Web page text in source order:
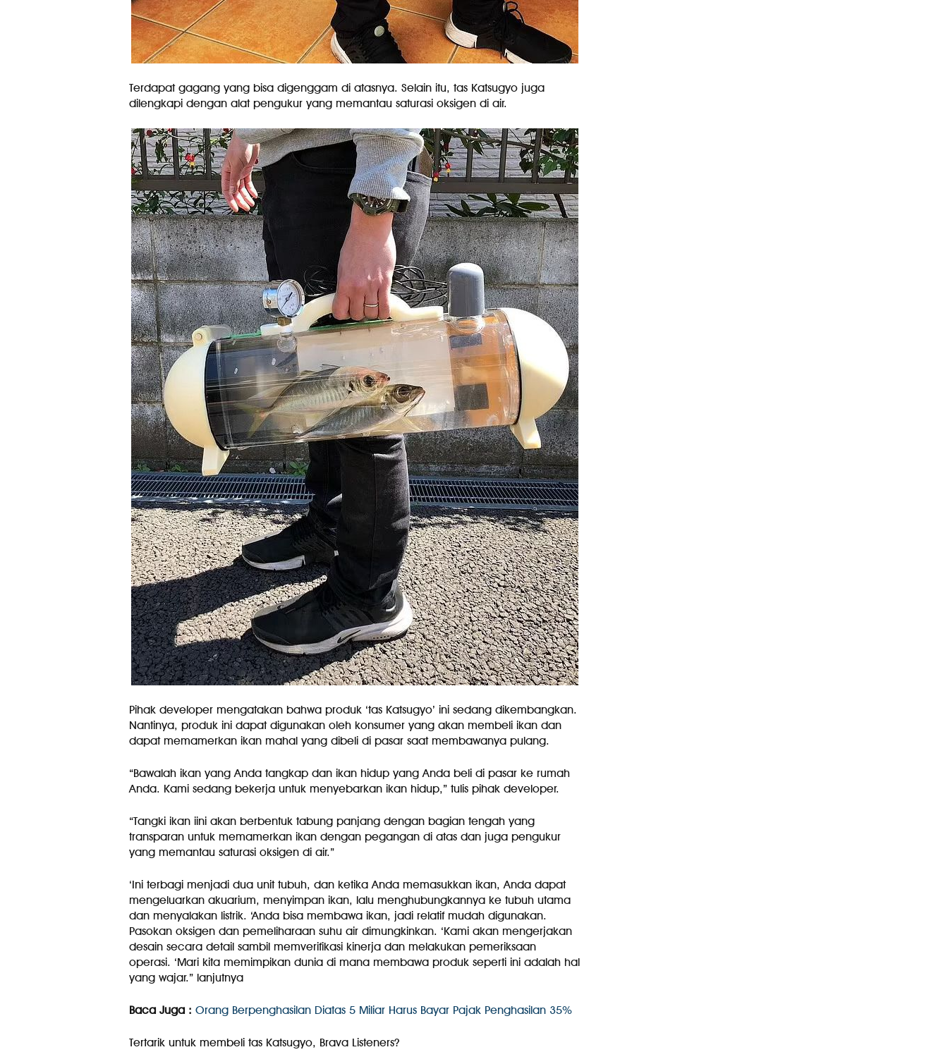
Terdapat gagang yang bisa digenggam di atasnya. Selain itu, tas Katsugyo juga
dilengkapi dengan alat pengukur yang memantau saturasi oksigen di air.
Pihak developer mengatakan bahwa produk ‘tas Katsugyo’ ini sedang dikembangkan.
Nantinya, produk ini dapat digunakan oleh konsumer yang akan membeli ikan dan
dapat memamerkan ikan mahal yang dibeli di pasar saat membawanya pulang.
“Bawalah ikan yang Anda tangkap dan ikan hidup yang Anda beli di pasar ke rumah
Anda. Kami sedang bekerja untuk menyebarkan ikan hidup,” tulis pihak developer.
“Tangki ikan iini akan berbentuk tabung panjang dengan bagian tengah yang
transparan untuk memamerkan ikan dengan pegangan di atas dan juga pengukur
yang memantau saturasi oksigen di air.”
‘Ini terbagi menjadi dua unit tubuh, dan ketika Anda memasukkan ikan, Anda dapat
mengeluarkan akuarium, menyimpan ikan, lalu menghubungkannya ke tubuh utama
dan menyalakan listrik. ‘Anda bisa membawa ikan, jadi relatif mudah digunakan.
Pasokan oksigen dan pemeliharaan suhu air dimungkinkan. ‘Kami akan mengerjakan
desain secara detail sambil memverifikasi kinerja dan melakukan pemeriksaan
operasi. ‘Mari kita memimpikan dunia di mana membawa produk seperti ini adalah hal
yang wajar.” lanjutnya
Baca Juga : Orang Berpenghasilan Diatas 5 Miliar Harus Bayar Pajak Penghasilan 35%
Tertarik untuk membeli tas Katsugyo, Brava Listeners?